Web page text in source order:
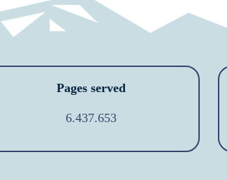
Pages served
6.437.653